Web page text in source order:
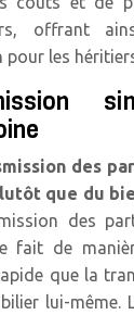
offrant
pour les
des
que du
des
fait de
que la
lui-même.